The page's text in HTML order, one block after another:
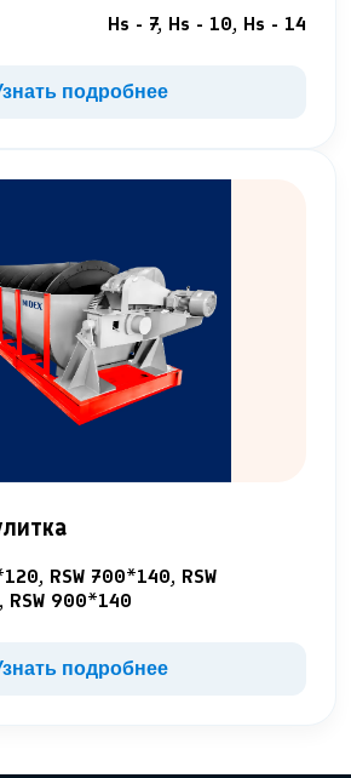
Hs - 7, Hs - 10, Hs - 14
подробнее
RSW 700*140, RSW
900*140
подробнее